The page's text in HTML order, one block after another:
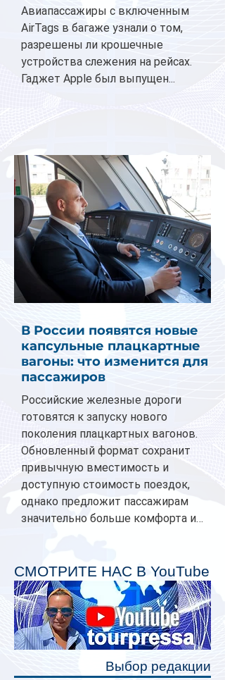
Авиапассажиры с включенным
AirTags в багаже узнали о том,
разрешены ли крошечные
устройства слежения на рейсах.
Гаджет Apple был выпущен...
В России появятся новые
капсульные плацкартные
вагоны: что изменится для
пассажиров
Российские железные дороги
готовятся к запуску нового
поколения плацкартных вагонов.
Обновленный формат сохранит
привычную вместимость и
доступную стоимость поездок,
однако предложит пассажирам
значительно больше комфорта и
планируется начать в 2027 году.
Одним из главных нововведений
станут индивидуальные шторки у
каждого спального места. Они
позволят пассажирам закрыть свою
полку во время сна или отдыха,
СМОТРИТЕ НАС В YouTube
Выбор редакции